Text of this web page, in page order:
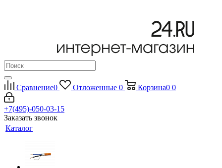
Сравнение0 Отложенные 0 Корзина0 0
+7(495)-050-03-15
Заказать звонок
Каталог